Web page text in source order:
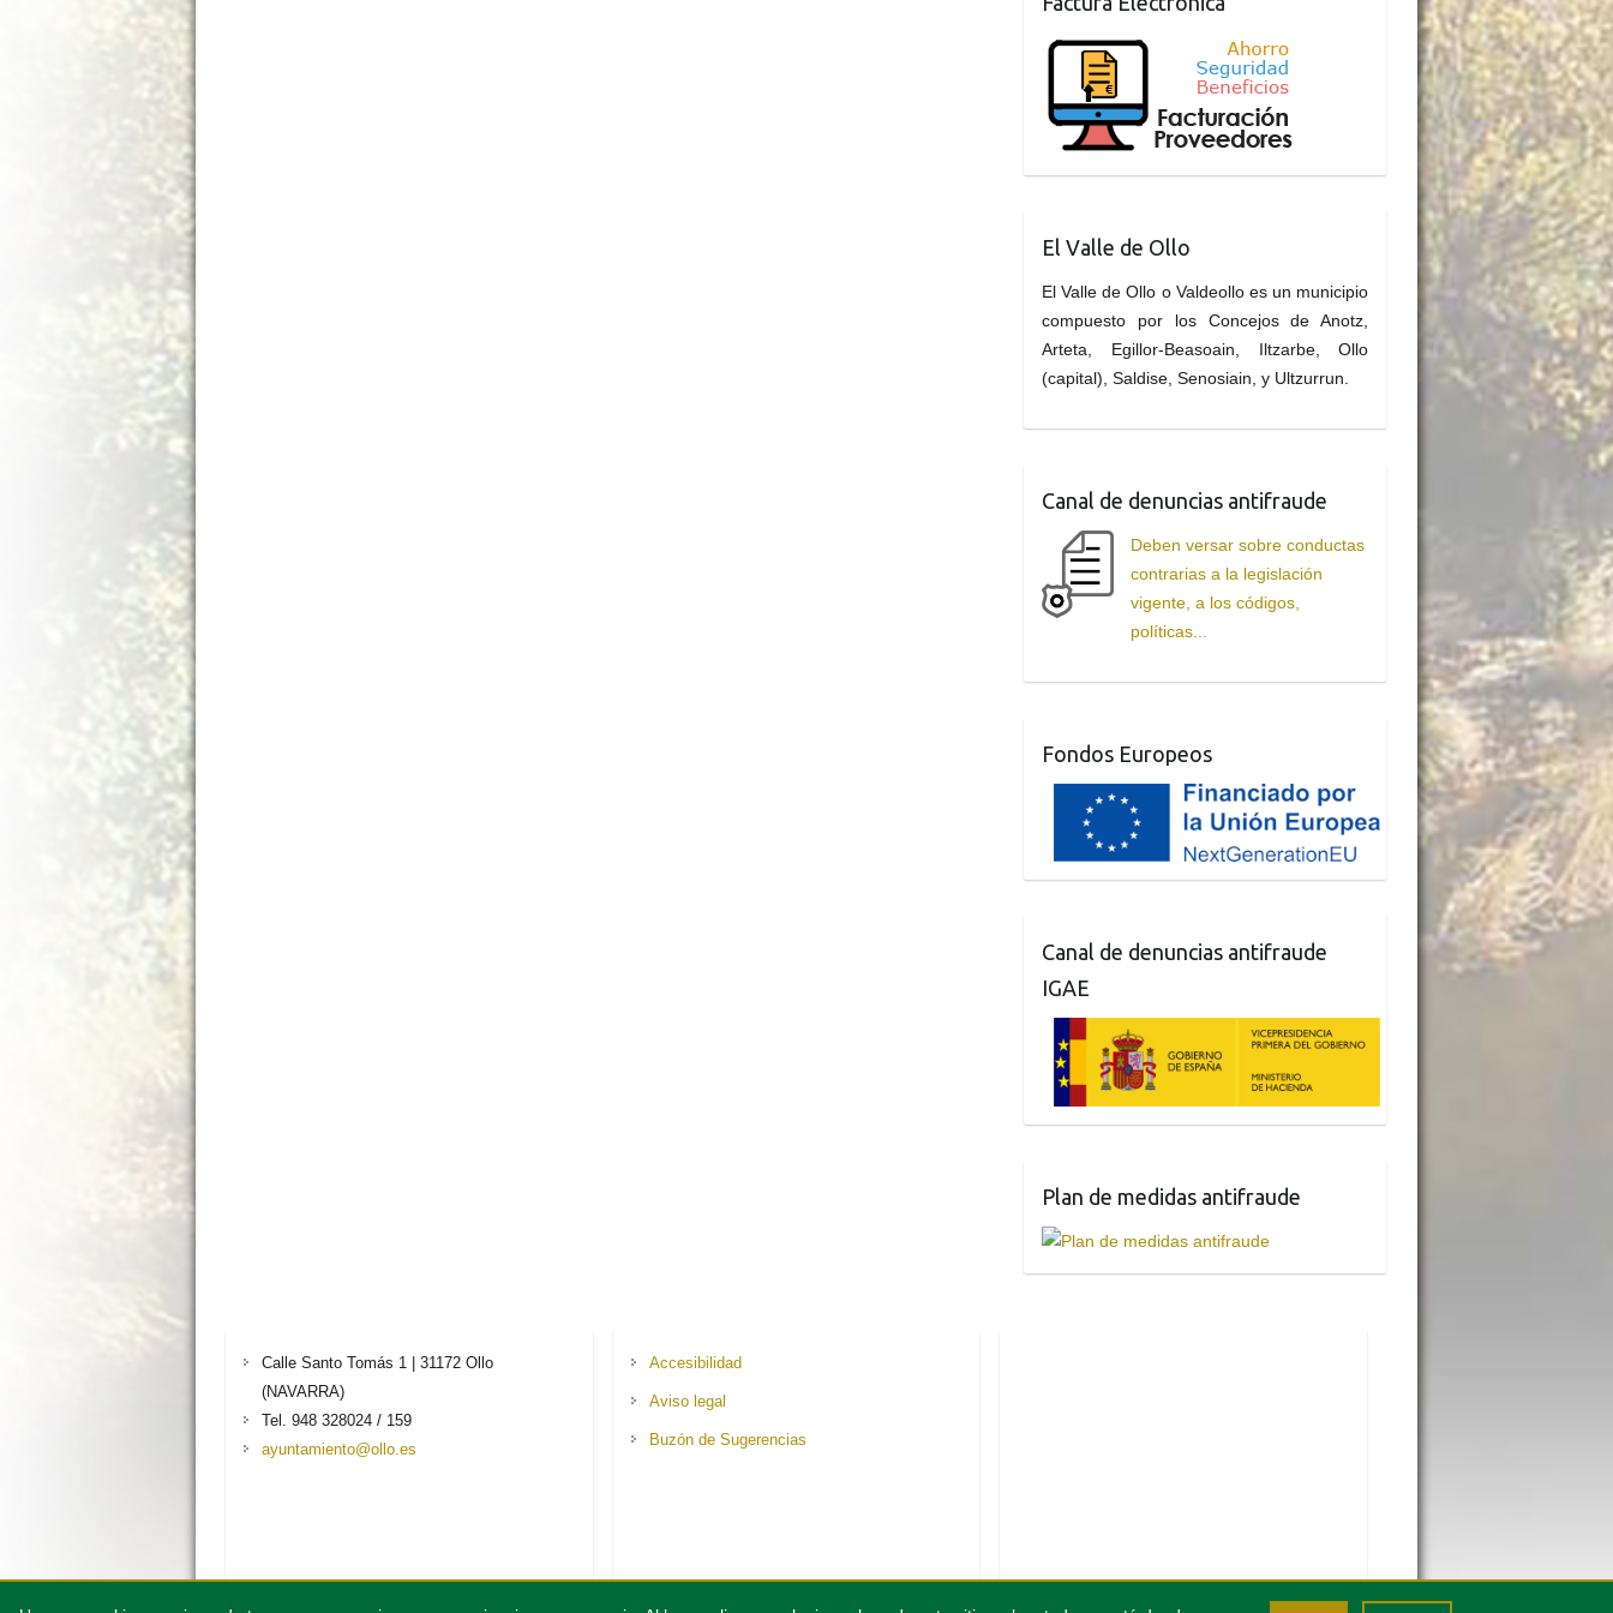
El Valle de Ollo
El Valle de Ollo o Valdeollo es un municipio
compuesto por los Concejos de Anotz,
Arteta, Egillor-Beasoain, Iltzarbe, Ollo
(capital), Saldise, Senosiain, y Ultzurrun.
Canal de denuncias antifraude
Deben versar sobre conductas
contrarias a la legislación
vigente, a los códigos,
políticas...
Fondos Europeos
Canal de denuncias antifraude
IGAE
Plan de medidas antifraude
Calle Santo Tomás 1 | 31172 Ollo
(NAVARRA)
Tel. 948 328024 / 159
ayuntamiento@ollo.es
Accesibilidad
Aviso legal
Buzón de Sugerencias